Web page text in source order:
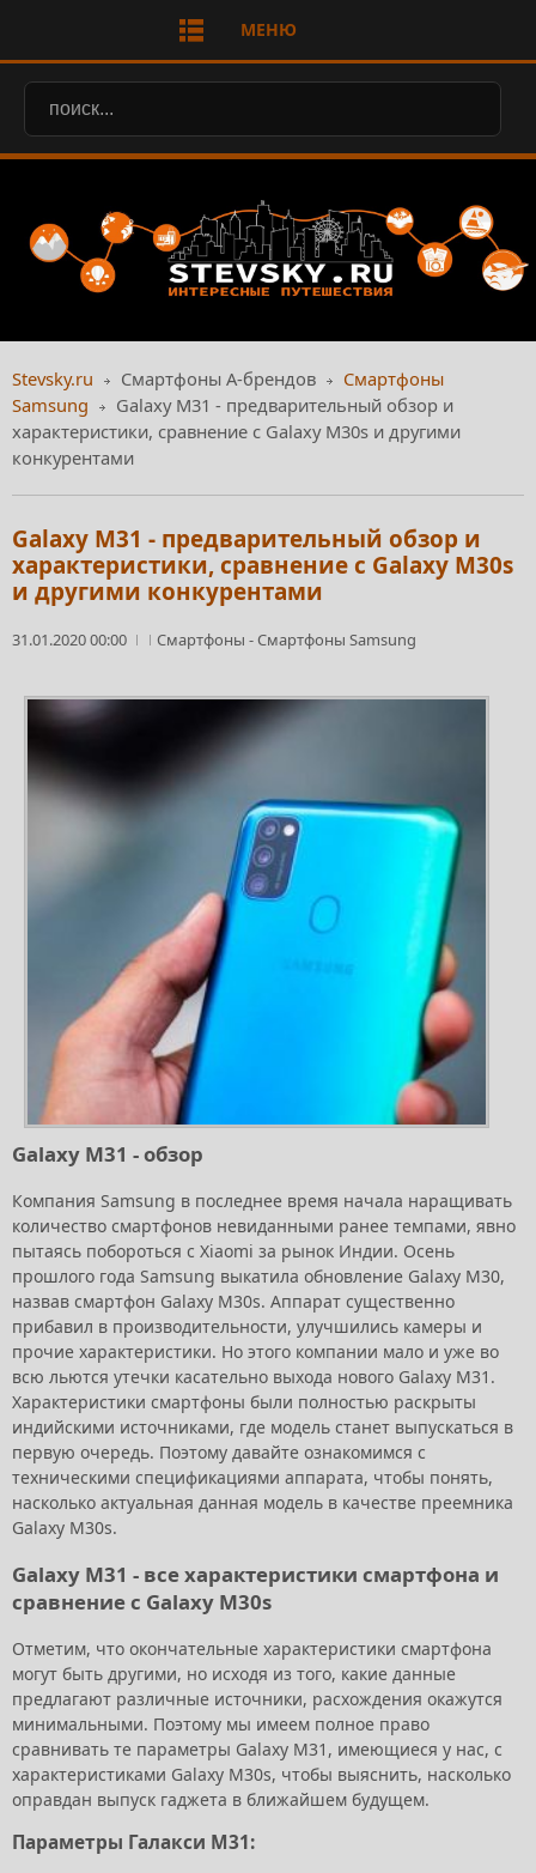
МЕНЮ
Stevsky.ru Смартфоны А-брендов
Смартфоны
Samsung
Galaxy M31 - предварительный обзор и
характеристики, сравнение с Galaxy M30s и другими
конкурентами
Galaxy M31 - предварительный обзор и
характеристики, сравнение с Galaxy M30s
и другими конкурентами
31.01.2020 00:00 Смартфоны -Смартфоны Samsung
Galaxy M31 - обзор
Компания Samsung в последнее время начала наращивать
количество смартфонов невиданными ранее темпами, явно
пытаясь побороться с Xiaomi за рынок Индии. Осень
прошлого года Samsung выкатила обновление Galaxy M30,
назвав смартфон Galaxy M30s. Аппарат существенно
прибавил в производительности, улучшились камеры и
прочие характеристики. Но этого компании мало и уже во
всю льются утечки касательно выхода нового Galaxy M31.
Характеристики смартфоны были полностью раскрыты
индийскими источниками, где модель станет выпускаться в
первую очередь. Поэтому давайте ознакомимся с
техническими спецификациями аппарата, чтобы понять,
насколько актуальная данная модель в качестве преемника
Galaxy M30s.
Galaxy M31 - все характеристики смартфона и
сравнение с Galaxy M30s
Отметим, что окончательные характеристики смартфона
могут быть другими, но исходя из того, какие данные
предлагают различные источники, расхождения окажутся
минимальными. Поэтому мы имеем полное право
сравнивать те параметры Galaxy M31, имеющиеся у нас, с
характеристиками Galaxy M30s, чтобы выяснить, насколько
оправдан выпуск гаджета в ближайшем будущем.
Параметры Галакси М31: